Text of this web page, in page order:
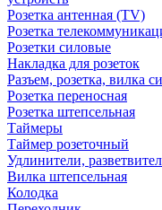
Розетка антенная (TV)
Розетка
Розетки силовые
Накладка для розеток
Разъем, розетка, вилка
Розетка переносная
Розетка штепсельная
Таймеры
Таймер розеточный
Удлинители,
Вилка штепсельная
Колодка